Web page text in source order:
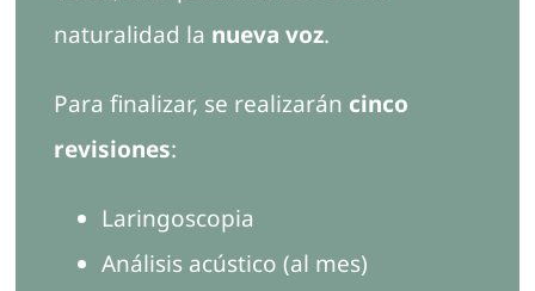
naturalidad la nueva voz.
Para finalizar, se realizarán cinco
revisiones:
Laringoscopia
Análisis acústico (al mes)